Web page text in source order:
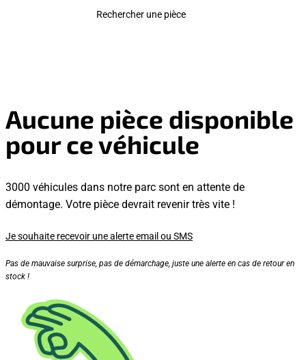
Rechercher une pièce
Aucune pièce disponible
pour ce véhicule
3000 véhicules dans notre parc sont en attente de
démontage. Votre pièce devrait revenir très vite !
Je souhaite recevoir une alerte email ou SMS
Pas de mauvaise surprise, pas de démarchage, juste une alerte en cas de retour en
stock !